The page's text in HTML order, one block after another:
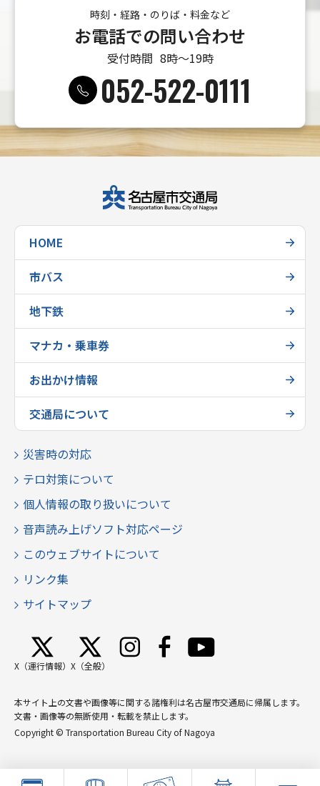
時刻・経路・のりば・料金など
お電話での問い合わせ
受付時間 8時〜19時
052-522-0111
HOME
市バス
地下鉄
マナカ・乗車券
お出かけ情報
交通局について
災害時の対応
テロ対策について
個人情報の取り扱いについて
音声読み上げソフト対応ページ
このウェブサイトについて
リンク集
サイトマップ
X（運行情報） X（全般）
本サイト上の文書や画像等に関する諸権利は名古屋市交通局に帰属します。
文書・画像等の無断使用・転載を禁止します。
Copyright © Transportation Bureau City of Nagoya